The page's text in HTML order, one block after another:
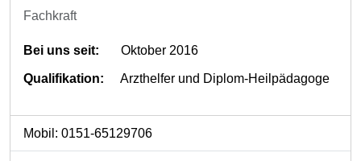
Fachkraft
Bei uns seit: Oktober 2016
Qualifikation: Arzthelfer und Diplom-Heilpädagoge
Mobil: 0151-65129706